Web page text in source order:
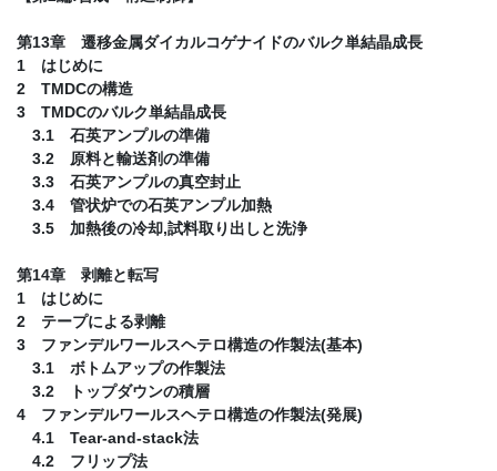
第13章 遷移金属ダイカルコゲナイドのバルク単結晶成長
1 はじめに
2 TMDCの構造
3 TMDCのバルク単結晶成長
3.1 石英アンプルの準備
3.2 原料と輸送剤の準備
3.3 石英アンプルの真空封止
3.4 管状炉での石英アンプル加熱
3.5 加熱後の冷却,試料取り出しと洗浄
第14章 剥離と転写
1 はじめに
2 テープによる剥離
3 ファンデルワールスヘテロ構造の作製法(基本)
3.1 ボトムアップの作製法
3.2 トップダウンの積層
4 ファンデルワールスヘテロ構造の作製法(発展)
4.1 Tear-and-stack法
4.2 フリップ法